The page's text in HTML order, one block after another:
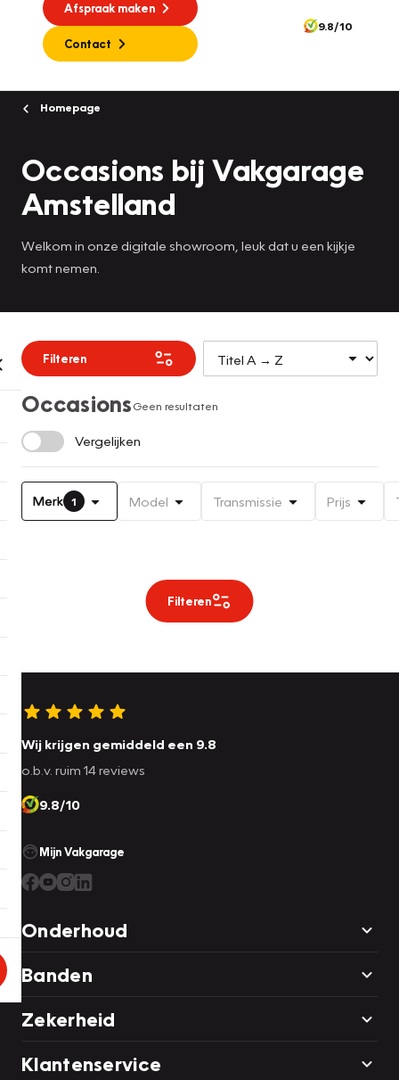
Afspraak maken
Contact
9.8/10
Homepage
Occasions bij Vakgarage
Amstelland
Welkom in onze digitale showroom, leuk dat u een kijkje
komt nemen.
Filteren
OccasionsGeen resultaten
Vergelijken
Merk 1 Model Transmissie Prijs
Filteren
Wij krijgen gemiddeld een 9.8
o.b.v. ruim 14 reviews
9.8/10
Mijn Vakgarage
Onderhoud
Banden
Zekerheid
Klantenservice